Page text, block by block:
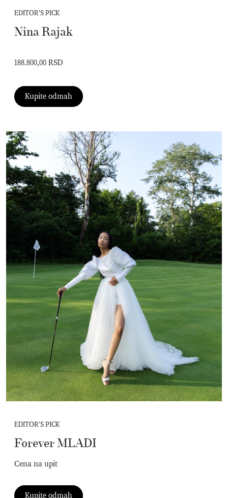
EDITOR’S PICK
Nina Rajak
188.800,00 RSD
Kupite odmah
EDITOR’S PICK
Forever MLADI
Cena na upit
Kupite odmah